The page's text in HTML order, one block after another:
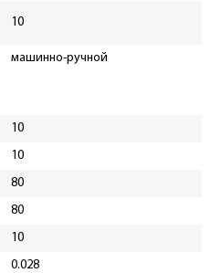
10
машинно-ручной
10
10
80
80
10
0.028